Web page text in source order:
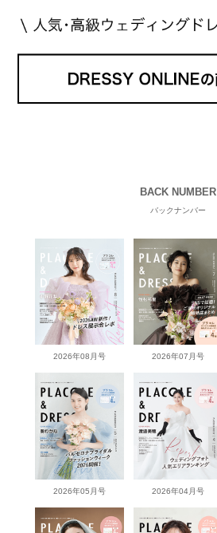
BACK NUMBER
バックナンバー
2026年08月号 2026年07月号
2026年05月号 2026年04月号